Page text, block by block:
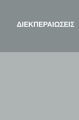
ΔΙΕΚΠΕΡΑΙΩΣΕΙΣ